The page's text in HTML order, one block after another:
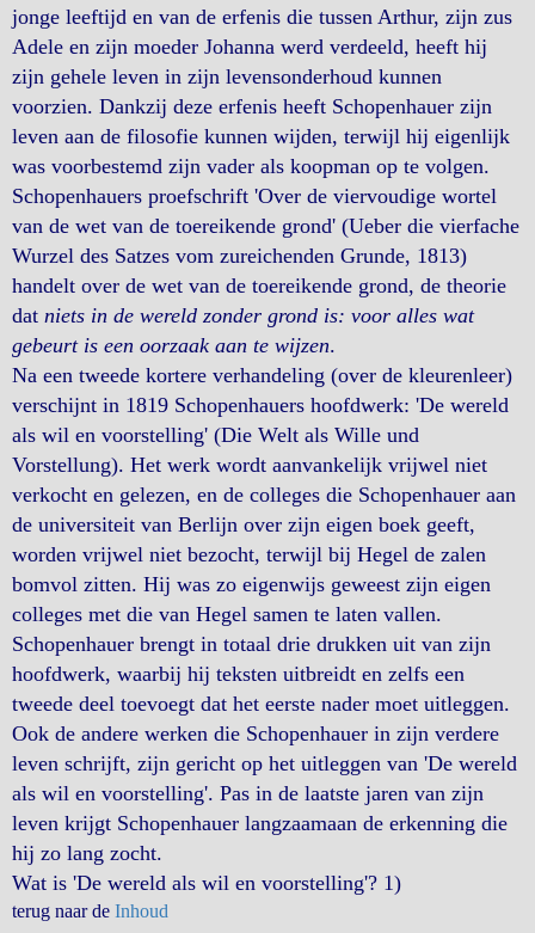
jonge leeftijd en van de erfenis die tussen Arthur, zijn zus
Adele en zijn moeder Johanna werd verdeeld, heeft hij
zijn gehele leven in zijn levensonderhoud kunnen
voorzien. Dankzij deze erfenis heeft Schopenhauer zijn
leven aan de filosofie kunnen wijden, terwijl hij eigenlijk
was voorbestemd zijn vader als koopman op te volgen.
Schopenhauers proefschrift 'Over de viervoudige wortel
van de wet van de toereikende grond' (Ueber die vierfache
Wurzel des Satzes vom zureichenden Grunde, 1813)
handelt over de wet van de toereikende grond, de theorie
dat niets in de wereld zonder grond is: voor alles wat
gebeurt is een oorzaak aan te wijzen.
Na een tweede kortere verhandeling (over de kleurenleer)
verschijnt in 1819 Schopenhauers hoofdwerk: 'De wereld
als wil en voorstelling' (Die Welt als Wille und
Vorstellung). Het werk wordt aanvankelijk vrijwel niet
verkocht en gelezen, en de colleges die Schopenhauer aan
de universiteit van Berlijn over zijn eigen boek geeft,
worden vrijwel niet bezocht, terwijl bij Hegel de zalen
bomvol zitten. Hij was zo eigenwijs geweest zijn eigen
colleges met die van Hegel samen te laten vallen.
Schopenhauer brengt in totaal drie drukken uit van zijn
hoofdwerk, waarbij hij teksten uitbreidt en zelfs een
tweede deel toevoegt dat het eerste nader moet uitleggen.
Ook de andere werken die Schopenhauer in zijn verdere
leven schrijft, zijn gericht op het uitleggen van 'De wereld
als wil en voorstelling'. Pas in de laatste jaren van zijn
leven krijgt Schopenhauer langzaamaan de erkenning die
hij zo lang zocht.
Wat is 'De wereld als wil en voorstelling'? 1)
terug naar de Inhoud